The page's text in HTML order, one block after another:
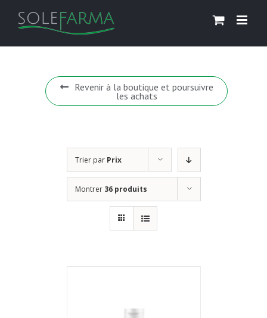
Revenir à la boutique et poursuivre
les achats
Trier par Prix
Montrer 36 produits